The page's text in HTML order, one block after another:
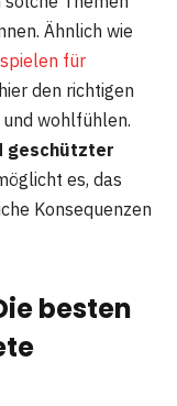
Ähnlich wie
für
den richtigen
wohlfühlen.
geschützter
es, das
Konsequenzen
besten